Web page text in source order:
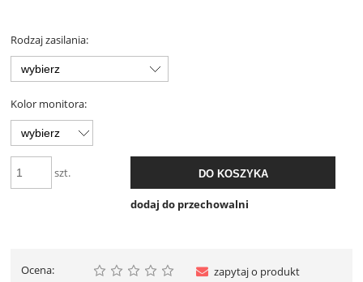
Rodzaj zasilania:
Kolor monitora:
szt. DO KOSZYKA
dodaj do przechowalni
Ocena:
zapytaj o produkt